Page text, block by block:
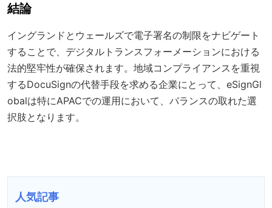
結論
イングランドとウェールズで電子署名の制限をナビゲート
することで、デジタルトランスフォーメーションにおける
法的堅牢性が確保されます。地域コンプライアンスを重視
するDocuSignの代替手段を求める企業にとって、eSignGl
obalは特にAPACでの運用において、バランスの取れた選
択肢となります。
人気記事